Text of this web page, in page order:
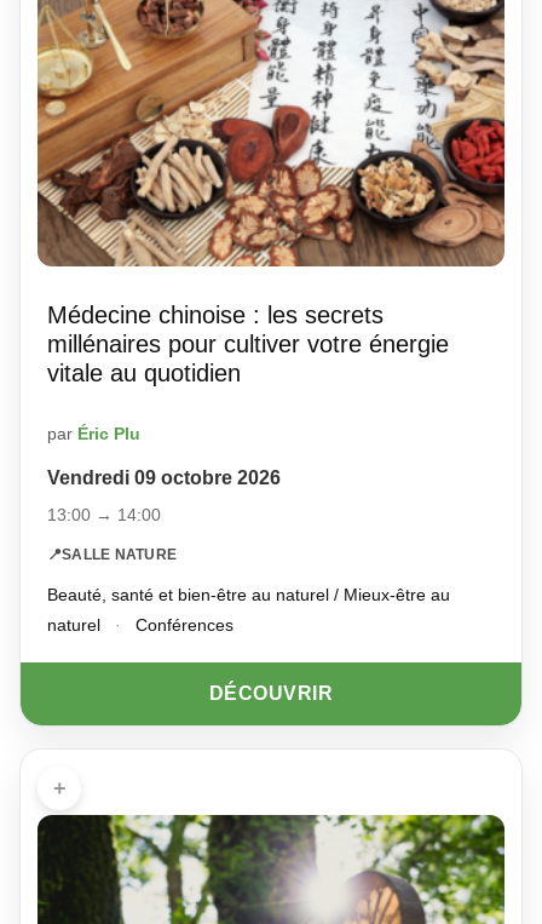
Médecine chinoise : les secrets
millénaires pour cultiver votre énergie
vitale au quotidien
par Éric Plu
Vendredi 09 octobre 2026
13:00 → 14:00
📍SALLE NATURE
Beauté, santé et bien-être au naturel / Mieux-être au
naturel
· Conférences
DÉCOUVRIR
+